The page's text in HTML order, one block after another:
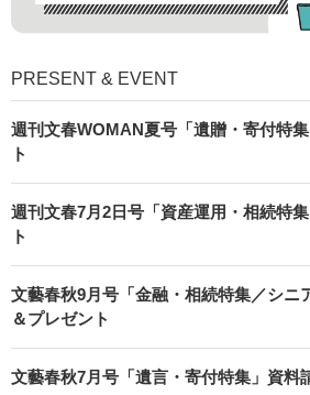
PRESENT & EVENT
週刊文春WOMAN夏号「遺贈・寄付特
ト
週刊文春7月2日号「資産運用・相続特
ト
文藝春秋9月号「金融・相続特集／シニ
＆プレゼント
文藝春秋7月号「遺言・寄付特集」資料